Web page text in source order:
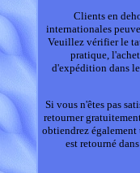
Clients en
internationales
Veuillez vérifier le
pratique,
d'expédition dans
Si vous n'êtes pas
retourner
obtiendrez
est retourné